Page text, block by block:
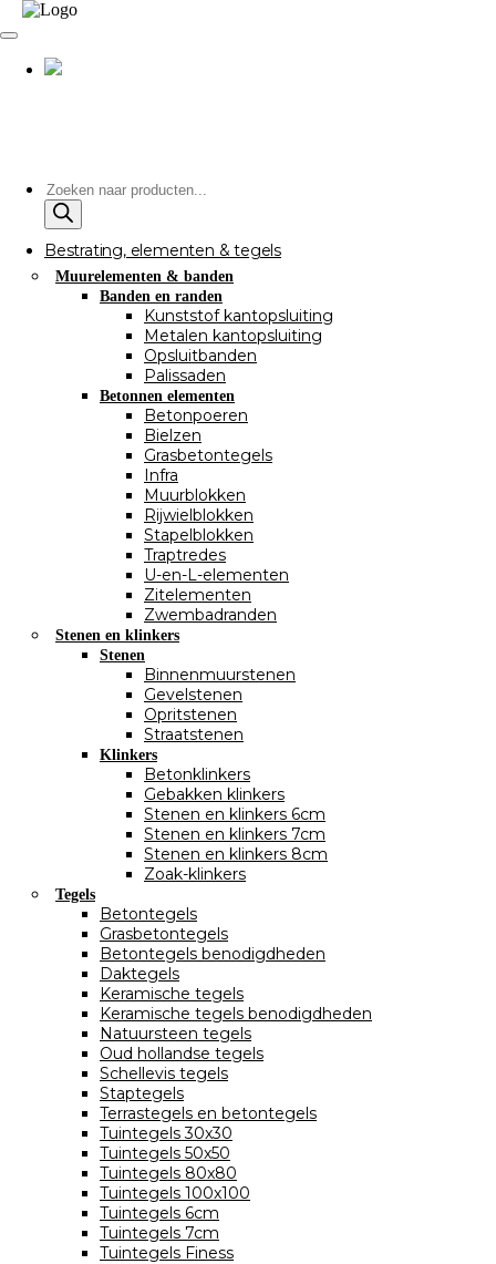
Producten
zoeken
Bestrating, elementen & tegels
Muurelementen & banden
Banden en randen
Kunststof kantopsluiting
Metalen kantopsluiting
Opsluitbanden
Palissaden
Betonnen elementen
Betonpoeren
Bielzen
Grasbetontegels
Infra
Muurblokken
Rijwielblokken
Stapelblokken
Traptredes
U-en-L-elementen
Zitelementen
Zwembadranden
Stenen en klinkers
Stenen
Binnenmuurstenen
Gevelstenen
Opritstenen
Straatstenen
Klinkers
Betonklinkers
Gebakken klinkers
Stenen en klinkers 6cm
Stenen en klinkers 7cm
Stenen en klinkers 8cm
Zoak-klinkers
Tegels
Betontegels
Grasbetontegels
Betontegels benodigdheden
Daktegels
Keramische tegels
Keramische tegels benodigdheden
Natuursteen tegels
Oud hollandse tegels
Schellevis tegels
Staptegels
Terrastegels en betontegels
Tuintegels 30x30
Tuintegels 50x50
Tuintegels 80x80
Tuintegels 100x100
Tuintegels 6cm
Tuintegels 7cm
Tuintegels Finess